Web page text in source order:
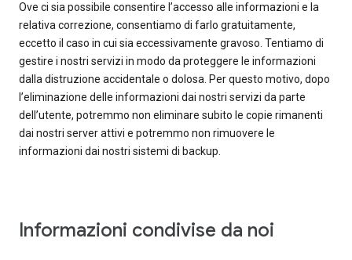
Ove ci sia possibile consentire l’accesso alle informazioni e la
relativa correzione, consentiamo di farlo gratuitamente,
eccetto il caso in cui sia eccessivamente gravoso. Tentiamo di
gestire i nostri servizi in modo da proteggere le informazioni
dalla distruzione accidentale o dolosa. Per questo motivo, dopo
l’eliminazione delle informazioni dai nostri servizi da parte
dell’utente, potremmo non eliminare subito le copie rimanenti
dai nostri server attivi e potremmo non rimuovere le
informazioni dai nostri sistemi di backup.
Informazioni condivise da noi